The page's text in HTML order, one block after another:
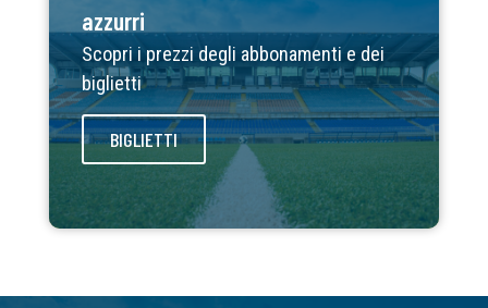
azzurri
Scopri i prezzi degli abbonamenti e dei
biglietti
BIGLIETTI